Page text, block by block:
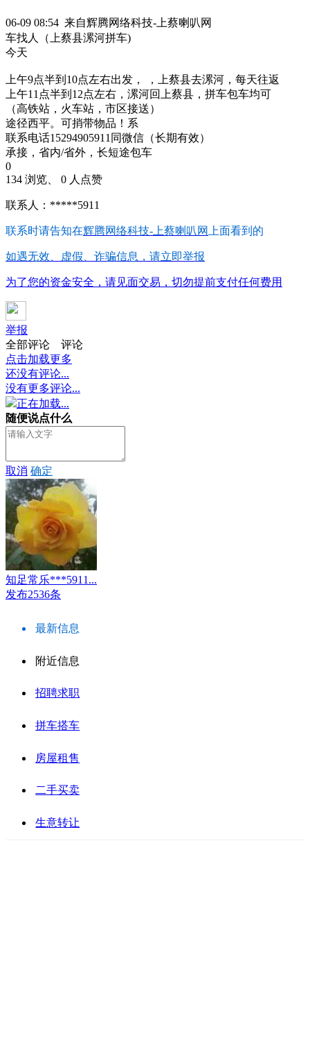
06-09 08:54 来自辉腾网络科技-上蔡喇叭网
车找人（上蔡县漯河拼车)
今天
上午9点半到10点左右出发， ，上蔡县去漯河，每天往返
上午11点半到12点左右，漯河回上蔡县，拼车包车均可
（高铁站，火车站，市区接送）
途径西平。可捎带物品！系
联系电话15294905911同微信（长期有效）
承接，省内/省外，长短途包车
0
134 浏览、 0 人点赞
联系人：*****5911
联系时请告知在辉腾网络科技-上蔡喇叭网 上面看到的
如遇无效、虚假、诈骗信息，请立即举报
为了您的资金安全，请见面交易，切勿提前支付任何费用
举报
全部评论
评论
点击加载更多
还没有评论...
没有更多评论...
正在加载...
随便说点什么
取消 确定
知足常乐***5911...
发布2536条
最新信息
附近信息
招聘求职
拼车搭车
房屋租售
二手买卖
生意转让